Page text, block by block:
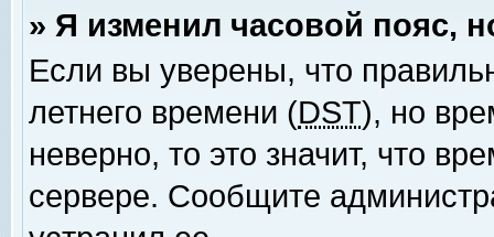
» Я изменил часовой пояс,
Если вы уверены, что
летнего времени (DST), но
неверно, то это значит, что
сервере. Сообщите